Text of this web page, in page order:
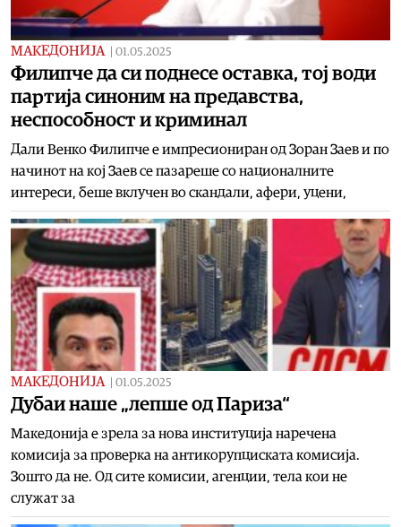
МАКЕДОНИЈА 01.05.2025
Филипче да си поднесе оставка, тој води
партија синоним на предавства,
неспособност и криминал
Дали Венко Филипче е импресиониран од Зоран Заев и по
начинот на кој Заев се пазареше со националните
интереси, беше вклучен во скандали, афери, уцени,
МАКЕДОНИЈА 01.05.2025
Дубаи наше „лепше од Париза“
Македонија е зрела за нова институција наречена
комисија за проверка на антикорупциската комисија.
Зошто да не. Од сите комисии, агенции, тела кои не
служат за